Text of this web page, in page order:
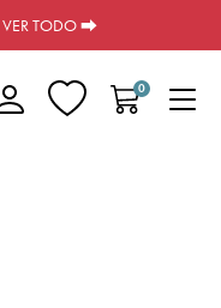
TODO ⮕
0